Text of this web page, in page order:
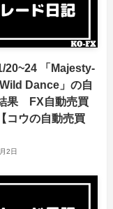
20~24 「Majesty-
Dance」の自
果 FX自動売買
コウの自動売買
2日